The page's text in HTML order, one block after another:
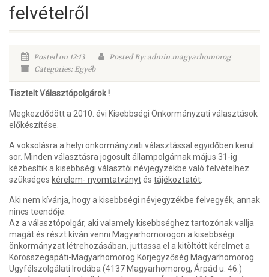
felvételről
Posted on 12:13
Posted By: admin.magyarhomorog
Categories: Egyéb
Tisztelt Választópolgárok !
Megkezdődött a 2010. évi Kisebbségi Önkormányzati választások
előkészítése.
A voksolásra a helyi önkormányzati választással egyidőben kerül
sor. Minden választásra jogosult állampolgárnak május 31-ig
kézbesítik a kisebbségi választói névjegyzékbe való felvételhez
szükséges kérelem- nyomtatványtés tájékoztatót
Aki nem kívánja, hogy a kisebbségi névjegyzékbe felvegyék, annak
nincs teendője.
Az a választópolgár, aki valamely kisebbséghez tartozónak vallja
magát és részt kíván venni Magyarhomorogon a kisebbségi
önkormányzat létrehozásában, juttassa el a kitöltött kérelmet a
Körösszegapáti-Magyarhomorog Körjegyzőség Magyarhomorog
Ügyfélszolgálati Irodába (4137 Magyarhomorog, Árpád u. 46.)